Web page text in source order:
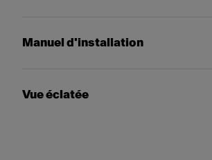
Manuel d'installation
Vue éclatée